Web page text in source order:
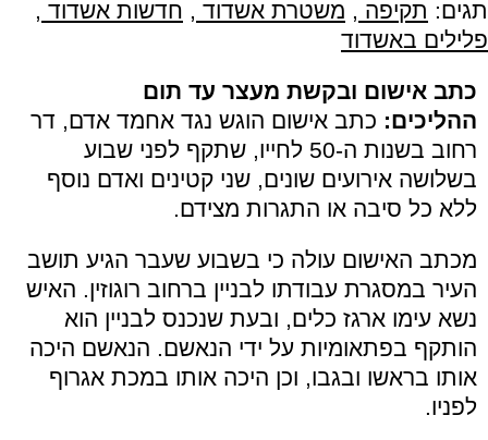
תגים: תקיפה , משטרת אשדוד , חדשות אשדוד ,
פלילים באשדוד
כתב אישום ובקשת מעצר עד תום
ההליכים: כתב אישום הוגש נגד אחמד אדם, דר
רחוב בשנות ה-50 לחייו, שתקף לפני שבוע
בשלושה אירועים שונים, שני קטינים ואדם נוסף
ללא כל סיבה או התגרות מצידם.
מכתב האישום עולה כי בשבוע שעבר הגיע תושב
העיר במסגרת עבודתו לבניין ברחוב רוגוזין. האיש
נשא עימו ארגז כלים, ובעת שנכנס לבניין הוא
הותקף בפתאומיות על ידי הנאשם. הנאשם היכה
אותו בראשו ובגבו, וכן היכה אותו במכת אגרוף
לפניו.